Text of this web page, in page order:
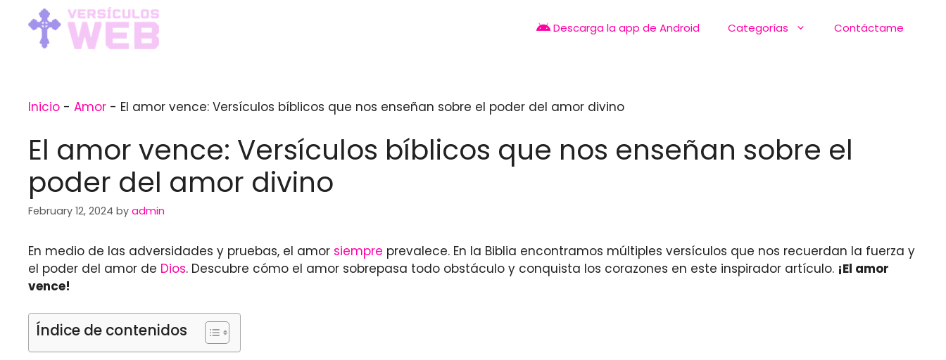
content
Descarga la app de Android Categorías Contáctame
Inicio - Amor - El amor vence: Versículos bíblicos que nos enseñan sobre el poder del amor divino
El amor vence: Versículos bíblicos que nos enseñan sobre el
poder del amor divino
February 12, 2024 by admin
En medio de las adversidades y pruebas, el amor siempre prevalece. En la Biblia encontramos múltiples versículos que nos recuerdan la fuerza y
el poder del amor de Dios. Descubre cómo el amor sobrepasa todo obstáculo y conquista los corazones en este inspirador artículo. ¡El amor
vence!
Índice de contenidos